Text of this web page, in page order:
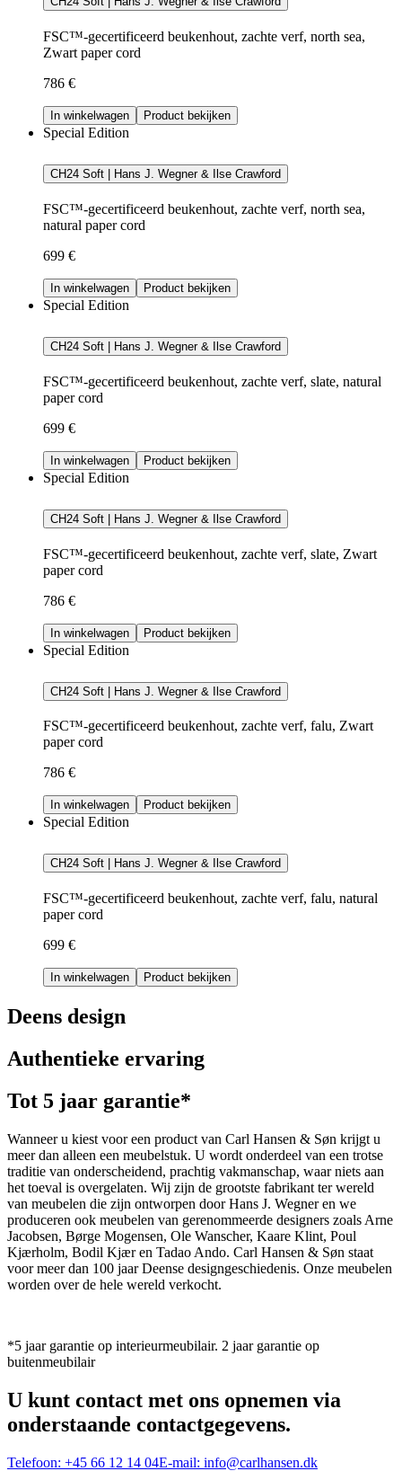
FSC™-gecertificeerd beukenhout, zachte verf, north sea,
Zwart paper cord
786 €
In winkelwagen Product bekijken
Special Edition
CH24 Soft | Hans J. Wegner & Ilse Crawford
FSC™-gecertificeerd beukenhout, zachte verf, north sea,
natural paper cord
699 €
In winkelwagen Product bekijken
Special Edition
CH24 Soft | Hans J. Wegner & Ilse Crawford
FSC™-gecertificeerd beukenhout, zachte verf, slate, natural
paper cord
699 €
In winkelwagen Product bekijken
Special Edition
CH24 Soft | Hans J. Wegner & Ilse Crawford
FSC™-gecertificeerd beukenhout, zachte verf, slate, Zwart
paper cord
786 €
In winkelwagen Product bekijken
Special Edition
CH24 Soft | Hans J. Wegner & Ilse Crawford
FSC™-gecertificeerd beukenhout, zachte verf, falu, Zwart
paper cord
786 €
In winkelwagen Product bekijken
Special Edition
CH24 Soft | Hans J. Wegner & Ilse Crawford
FSC™-gecertificeerd beukenhout, zachte verf, falu, natural
paper cord
699 €
In winkelwagen Product bekijken
Deens design
Authentieke ervaring
Tot 5 jaar garantie*
Wanneer u kiest voor een product van Carl Hansen & Søn krijgt u
meer dan alleen een meubelstuk. U wordt onderdeel van een trotse
traditie van onderscheidend, prachtig vakmanschap, waar niets aan
het toeval is overgelaten. Wij zijn de grootste fabrikant ter wereld
van meubelen die zijn ontworpen door Hans J. Wegner en we
produceren ook meubelen van gerenommeerde designers zoals Arne
Jacobsen, Børge Mogensen, Ole Wanscher, Kaare Klint, Poul
Kjærholm, Bodil Kjær en Tadao Ando. Carl Hansen & Søn staat
voor meer dan 100 jaar Deense designgeschiedenis. Onze meubelen
worden over de hele wereld verkocht.
*5 jaar garantie op interieurmeubilair. 2 jaar garantie op
buitenmeubilair
U kunt contact met ons opnemen via
onderstaande contactgegevens.
Telefoon: +45 66 12 14 04E-mail: info@carlhansen.dk